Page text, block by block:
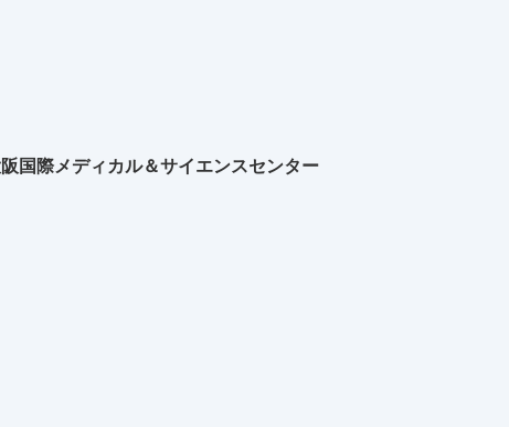
国際メディカル＆サイエンスセンター